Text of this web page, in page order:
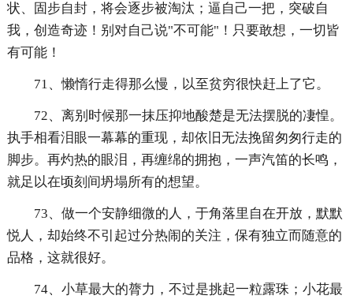
状、固步自封，将会逐步被淘汰；逼自己一把，突破自
我，创造奇迹！别对自己说"不可能"！只要敢想，一切皆
有可能！
71、懒惰行走得那么慢，以至贫穷很快赶上了它。
72、离别时候那一抹压抑地酸楚是无法摆脱的凄惶。
执手相看泪眼一幕幕的重现，却依旧无法挽留匆匆行走的
脚步。再灼热的眼泪，再缠绵的拥抱，一声汽笛的长鸣，
就足以在顷刻间坍塌所有的想望。
73、做一个安静细微的人，于角落里自在开放，默默
悦人，却始终不引起过分热闹的关注，保有独立而随意的
品格，这就很好。
74、小草最大的膂力，不过是挑起一粒露珠；小花最